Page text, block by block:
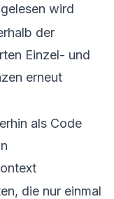
wird
der
Einzel- und
erneut
als Code
die nur einmal